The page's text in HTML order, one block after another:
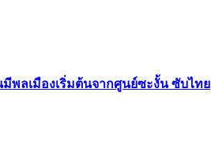
มีพลเมืองเริ่มต้นจากศูนย์ซะงั้น ซับไทย